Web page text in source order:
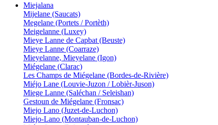
Miejalana
Mijelane (Saucats)
Megelane (Portets / Portèth)
Meigelanne (Luxey)
Mieye Lanne de Capbat (Beuste)
Mieye Lanne (Coarraze)
Mieyelanne, Mieyelane (Igon)
Miégelane (Clarac)
Les Champs de Miégelane (Bordes-de-Rivière)
Miéjo Lane (Louvie-Juzon / Lobièr-Juson)
Miege Lanne (Saléchan / Seleishan)
Gestoun de Miégelane (Fronsac)
Miejo Lano (Juzet-de-Luchon)
Miejo-Lano (Montauban-de-Luchon)